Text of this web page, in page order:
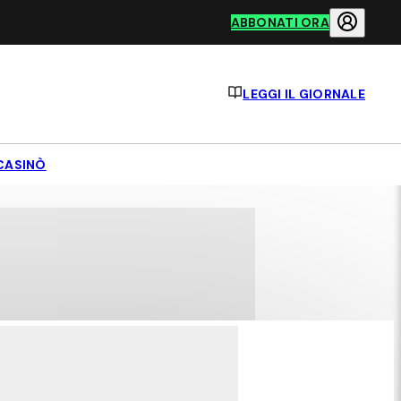
ABBONATI ORA
LEGGI IL GIORNALE